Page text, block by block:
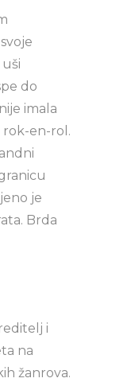
do
imala
en-rol.
je
Brda
i
na
žanrova.